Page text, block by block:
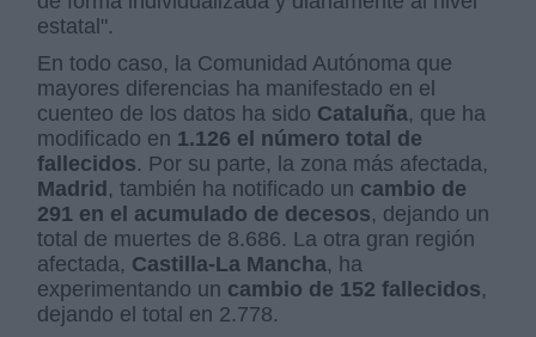
estatal".
En todo caso, la Comunidad Autónoma que
mayores diferencias ha manifestado en el
cuenteo de los datos ha sido Cataluña, que ha
modificado en 1.126 el número total de
fallecidos. Por su parte, la zona más afectada,
Madrid, también ha notificado un cambio de
291 en el acumulado de decesos, dejando un
total de muertes de 8.686. La otra gran región
afectada, Castilla-La Mancha, ha
experimentando un cambio de 152 fallecidos,
dejando el total en 2.778.